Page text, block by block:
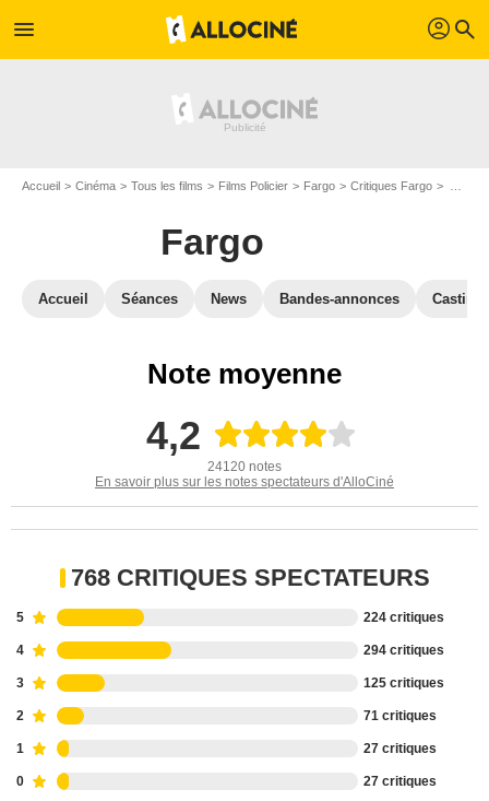
menu profil search
Accueil Cinéma Tous les films Films Policier Fargo Critiques Fargo
Fargo
Accueil Séances News Bandes-annonces Casting
Note moyenne
4,2
24120 notes
En savoir plus sur les notes spectateurs d'AlloCiné
768 CRITIQUES SPECTATEURS
5 224 critiques
4 294 critiques
3 125 critiques
2 71 critiques
1 27 critiques
0 27 critiques